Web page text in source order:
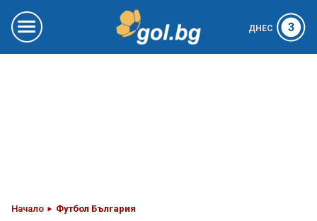
ДНЕС 3
Начало Футбол България